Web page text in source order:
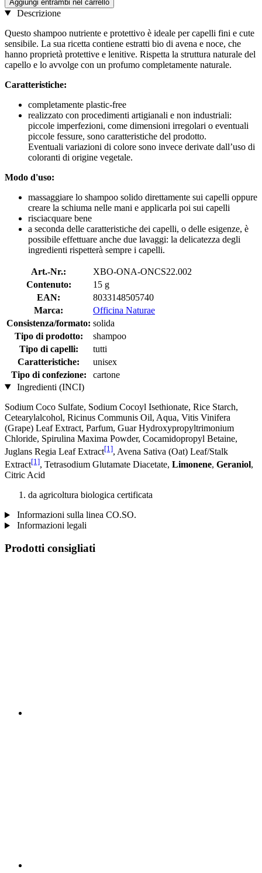
Aggiungi entrambi nel carrello
Descrizione
Questo shampoo nutriente e protettivo è ideale per capelli fini e cute
sensibile. La sua ricetta contiene estratti bio di avena e noce, che
hanno proprietà protettive e lenitive. Rispetta la struttura naturale del
capello e lo avvolge con un profumo completamente naturale.
Caratteristiche:
completamente plastic-free
realizzato con procedimenti artigianali e non industriali:
piccole imperfezioni, come dimensioni irregolari o eventuali
piccole fessure, sono caratteristiche del prodotto.
Eventuali variazioni di colore sono invece derivate dall’uso di
coloranti di origine vegetale.
Modo d'uso:
massaggiare lo shampoo solido direttamente sui capelli oppure
creare la schiuma nelle mani e applicarla poi sui capelli
risciacquare bene
a seconda delle caratteristiche dei capelli, o delle esigenze, è
possibile effettuare anche due lavaggi: la delicatezza degli
ingredienti rispetterà sempre i capelli.
Art.-Nr.:
XBO-ONA-ONCS22.002
Contenuto:
15 g
EAN:
8033148505740
Marca:
Officina Naturae
Consistenza/formato: solida
Tipo di prodotto:
shampoo
Tipo di capelli:
tutti
Caratteristiche:
unisex
Tipo di confezione:
cartone
Ingredienti (INCI)
Sodium Coco­ Sulfate, Sodium Cocoyl Isethionate, Rice Starch,
Cetearylalcohol, Ricinus Communis Oil, Aqua, Vitis Vinifera
(Grape) Leaf Extract, Parfum, Guar Hydroxypropyltrimonium
Chloride, Spirulina Maxima Powder, Cocamidopropyl Betaine,
Juglans Regia Leaf Extract[1], Avena Sativa (Oat) Leaf/Stalk
Extract[1], Tetrasodium Glutamate Diacetate, Limonene, Geraniol,
Citric Acid
da agricoltura biologica certificata
Informazioni sulla linea CO.SO.
Informazioni legali
Prodotti consigliati